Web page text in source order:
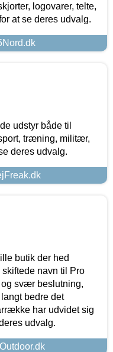
logovarer, telte,
at se deres udvalg.
udstyr både til
træning, militær,
deres udvalg.
butik der hed
skiftede navn til Pro
og svær beslutning,
bedre det
har udvidet sig
udvalg.